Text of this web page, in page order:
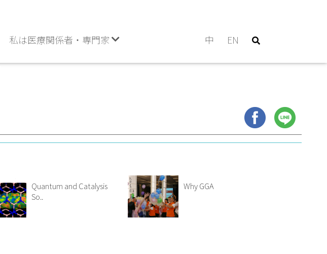
私は医療関係者・専門家 中 EN
Quantum and Catalysis
So..
Why GGA